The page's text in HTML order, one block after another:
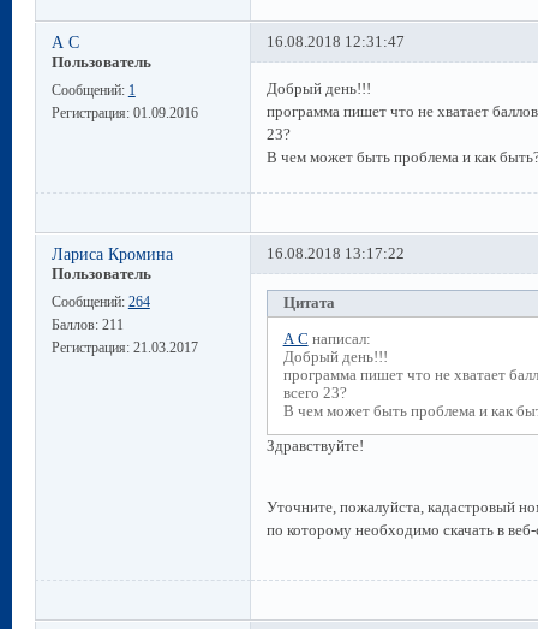
А С
Пользователь
Сообщений: 1
Регистрация: 01.09.2016
16.08.2018 12:31:47
Добрый день!!!
программа пишет что не хватает
23?
В чем может быть проблема и как
Лариса Кромина
Пользователь
Сообщений: 264
Баллов: 211
Регистрация: 21.03.2017
16.08.2018 13:17:22
Цитата
А С написал:
Добрый день!!!
программа пишет что не хватает
всего 23?
В чем может быть проблема и как
Здравствуйте!
Уточните, пожалуйста, кадастровый
по которому необходимо скачать в веб-